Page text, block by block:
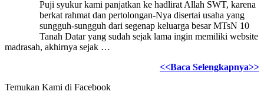
Puji syukur kami panjatkan ke hadlirat Allah SWT, karena
berkat rahmat dan pertolongan-Nya disertai usaha yang
sungguh-sungguh dari segenap keluarga besar MTsN 10
Tanah Datar yang sudah sejak lama ingin memiliki website
madrasah, akhirnya sejak …
<<Baca Selengkapnya>>
Temukan Kami di Facebook